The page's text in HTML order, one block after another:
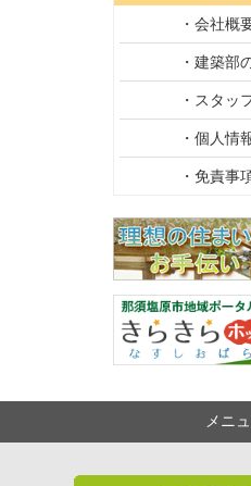
・会社概
・建築部
・スタッ
・個人情
・免責事
メニ